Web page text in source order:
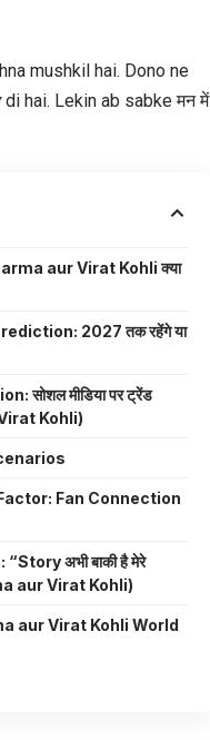
mushkil hai. Dono ne
di hai. Lekin ab sabke मन में
aur Virat Kohli क्या
2027 तक रहेंगे या
सोशल मीडिया पर ट्रेंड
Kohli)
Fan Connection
अभी बाकी है मेरे
aur Virat Kohli)
aur Virat Kohli World